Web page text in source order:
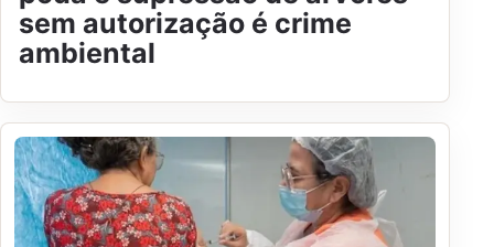
sem autorização é crime
ambiental